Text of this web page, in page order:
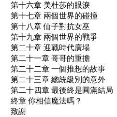
第十六章 美杜莎的眼淚
第十七章 兩個世界的碰撞
第十八章 仙子對抗女巫
第十九章 兩個世界的戰爭
第二十章 迎戰時代廣場
第二十一章 哥哥的重擔
第二十二章 一個推想的故事
第二十三章 總統級別的意外
第二十四章 最後終是圓滿結局
終章 你相信魔法嗎？
致謝